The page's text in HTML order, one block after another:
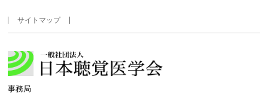
サイトマップ
事務局